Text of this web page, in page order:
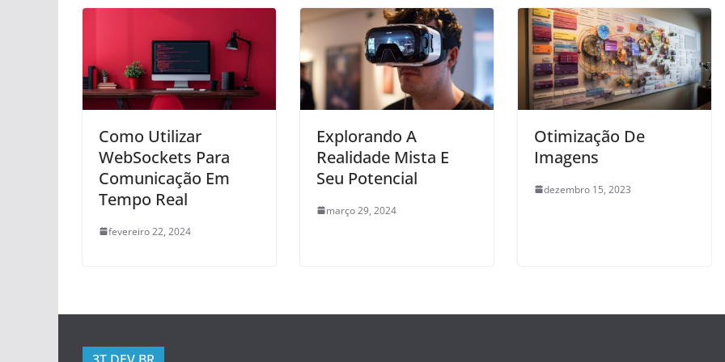
Como Utilizar
WebSockets Para
Comunicação Em
Tempo Real
fevereiro 22, 2024
Explorando A
Realidade Mista E
Seu Potencial
março 29, 2024
Otimização De
Imagens
dezembro 15, 2023